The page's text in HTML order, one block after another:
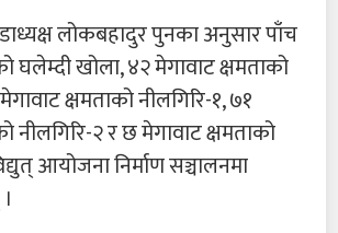
लोकबहादुर पुनका अनुसार पाँच
घलेम्दी खोला, ४२ मेगावाट क्षमताको
क्षमताको नीलगिरि-१, ७१
नीलगिरि-२ र छ मेगावाट क्षमताको
आयोजना निर्माण सञ्चालनमा